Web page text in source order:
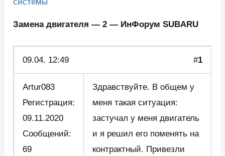
Замена двигателя — 2 — ИнФорум SUBARU
09.04. 12:49 #1
Artur083
Регистрация:
09.11.2020
Сообщений:
69
Здравствуйте. В общем у
меня такая ситуация:
застучал у меня двигатель
и я решил его поменять на
контрактный. Привезли